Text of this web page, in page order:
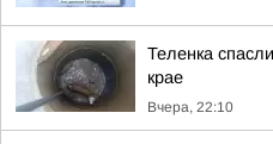
Теленка
крае
Вчера, 22:10